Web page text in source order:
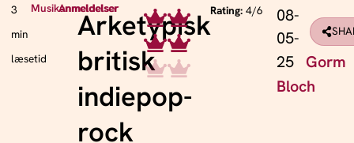
3
min
læsetid
Musikanmeldelser
Anmeldelser
Arketypisk
britisk
indiepop-
rock
Rating: 4/6
08-
05-
25Gorm
Bloch